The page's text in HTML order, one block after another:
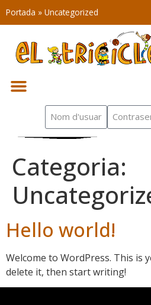
Portada » Uncategorized
Categoria:
Hello world!
Welcome to WordPress. This is
delete it, then start writing!